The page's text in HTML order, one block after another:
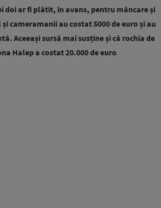
doi ar fi plătit, în avans, pentru mâncare și
cameramanii au costat 5000 de euro și au
Aceeași sursă mai susține și că rochia de
Halep a costat 20.000 de euro.